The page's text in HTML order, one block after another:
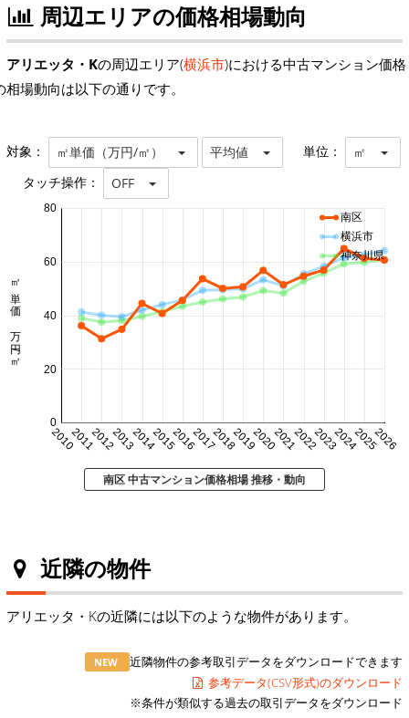
周辺エリアの価格相場動向
アリエッタ・Kの周辺エリア(横浜市)における中古マンション価格
相場動向は以下の通りです。
対象： ㎡単価（万円/㎡） 平均値 単位： ㎡
タッチ操作： OFF
20102011201220132014201520162017201820192020202120222023202420252026
0
20
40
60
80
㎡単価 万円/㎡
南区
横浜市
神奈川県
南区 中古マンション価格相場 推移・動向
近隣の物件
アリエッタ・Kの近隣には以下のような物件があります。
NEW
近隣物件の参考取引データをダウンロードできます
参考データ(CSV形式)のダウンロード
※条件が類似する過去の取引データをダウンロード